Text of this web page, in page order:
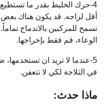
4-حرك الخليط بقدر ما
أقل لزاجه. قد يكون هناك
تسمح للمركبين بالاندماج
الوعاء، قم فقط بإخراجها.
5-عندما لا تريد ان
في الثلاجة لكي لا تتعفن.
ماذا حدث: